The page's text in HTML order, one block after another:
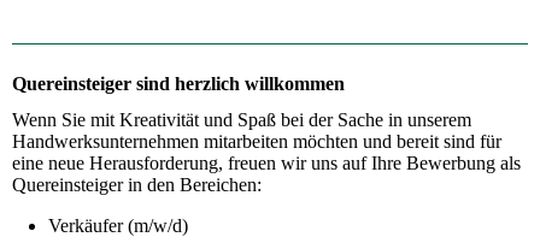
Quereinsteiger sind herzlich willkommen
Wenn Sie mit Kreativität und Spaß bei der Sache in unserem
Handwerksunternehmen mitarbeiten möchten und bereit sind für
eine neue Herausforderung, freuen wir uns auf Ihre Bewerbung als
Quereinsteiger in den Bereichen:
Verkäufer (m/w/d)